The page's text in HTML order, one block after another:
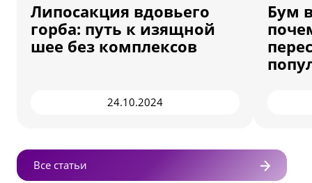
Липосакция вдовьего
горба: путь к изящной
шее без комплексов
24.10.2024
Бум
Все статьи